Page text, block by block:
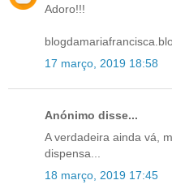
Adoro!!!
17 março, 2019 18:58
Anónimo disse...
A verdadeira ainda vá,
dispensa...
18 março, 2019 17:45